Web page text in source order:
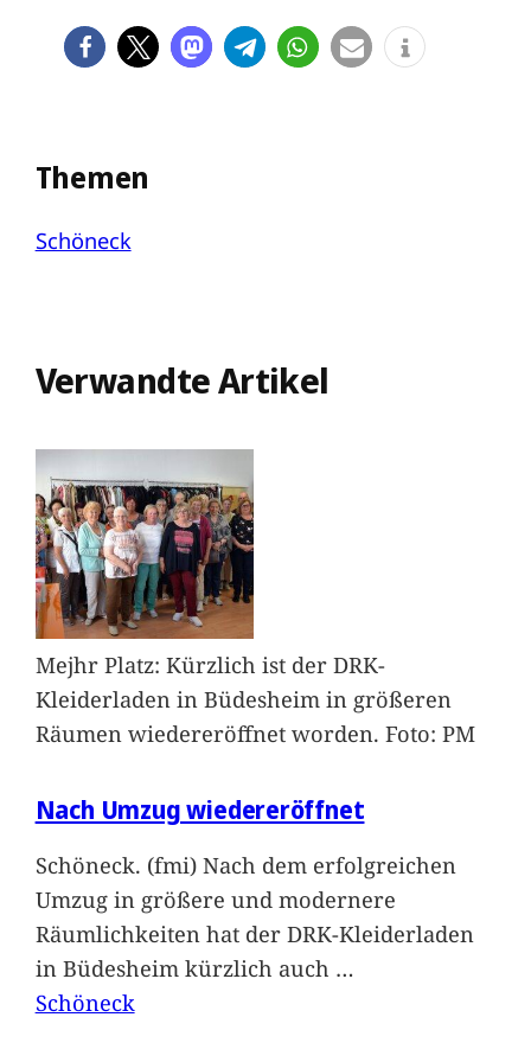
Themen
Schöneck
Verwandte Artikel
Mejhr Platz: Kürzlich ist der DRK-
Kleiderladen in Büdesheim in größeren
Räumen wiedereröffnet worden. Foto: PM
Nach Umzug wiedereröffnet
Schöneck. (fmi) Nach dem erfolgreichen
Umzug in größere und modernere
Räumlichkeiten hat der DRK-Kleiderladen
in Büdesheim kürzlich auch …
Schöneck